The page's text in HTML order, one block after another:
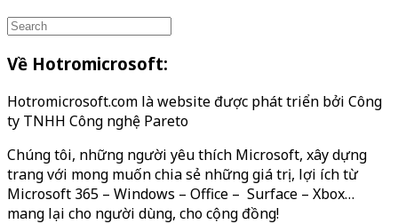
Về Hotromicrosoft:
Hotromicrosoft.com là website được phát triển bởi Công
ty TNHH Công nghệ Pareto
Chúng tôi, những người yêu thích Microsoft, xây dựng
trang với mong muốn chia sẻ những giá trị, lợi ích từ
Microsoft 365 – Windows – Office – Surface – Xbox…
mang lại cho người dùng, cho cộng đồng!